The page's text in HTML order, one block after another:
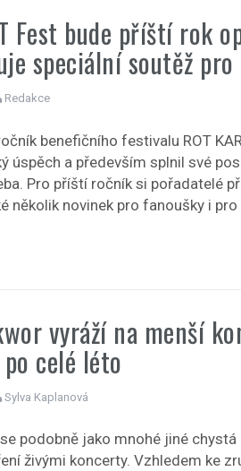
Fest bude příští rok
speciální soutěž pro
Redakce
benefičního festivalu ROT
úspěch a především splnil své
Pro příští ročník si pořadatelé
několik novinek pro fanoušky i
vyráží na menší
celé léto
Sylva Kaplanová
podobně jako mnohé jiné
živými koncerty. Vzhledem ke